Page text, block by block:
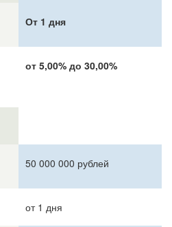
От 1 дня
от 5,00% до 30,00%
50 000 000 рублей
от 1 дня